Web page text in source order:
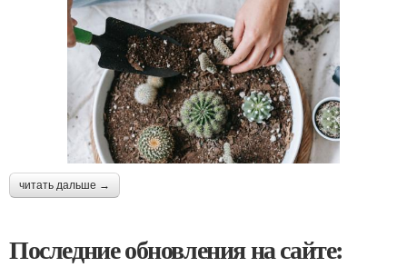
читать дальше →
Последние обновления на сайте: